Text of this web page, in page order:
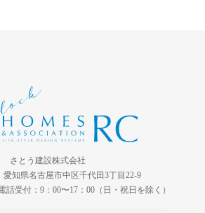
さとう建設株式会社
知県名古屋市中区千代田3丁目22-9
話受付：9：00〜17：00（日・祝日を除く）